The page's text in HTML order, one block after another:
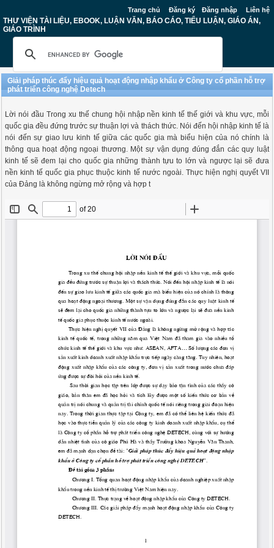
Trang chủ Đăng ký Đăng nhập Liên hệ
THƯ VIỆN TÀI LIỆU, EBOOK, LUẬN VĂN, BÁO CÁO, TIỂU LUẬN, GIÁO ÁN,
GIÁO TRÌNH
Giải pháp thúc đẩy hiệu quả hoạt động nhập khẩu ở Công ty cổ phần hỗ trợ
phát triển công nghệ Detech
Lời nói đầu Trong xu thế chung hội nhập nền kinh tế thế giới và khu vực, mỗi
quốc gia đều đứng trước sự thuận lợi và thách thức. Nói đến hội nhập kinh tế là
nói đến sự giao lưu kinh tế giữa các quốc gia mà biểu hiện của nó chính là
thông qua hoạt động ngoại thương. Một sự vận dụng đúng đắn các quy luật
kinh tế sẽ đem lại cho quốc gia những thành tựu to lớn và ngược lại sẽ đưa
nền kinh tế quốc gia phục thuộc kinh tế nước ngoài. Thực hiện nghị quyết VII
của Đảng là không ngừng mở rộng và hợp t